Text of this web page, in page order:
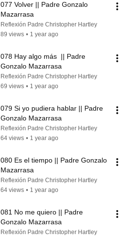
077 Volver || Padre Gonzalo
Mazarrasa
Reflexión Padre Christopher Hartley
89 views • 1 year ago
078 Hay algo más  || Padre
Gonzalo Mazarrasa
Reflexión Padre Christopher Hartley
69 views • 1 year ago
079 Si yo pudiera hablar || Padre
Gonzalo Mazarrasa
Reflexión Padre Christopher Hartley
64 views • 1 year ago
080 Es el tiempo || Padre Gonzalo
Mazarrasa
Reflexión Padre Christopher Hartley
64 views • 1 year ago
081 No me quiero || Padre
Gonzalo Mazarrasa
Reflexión Padre Christopher Hartley